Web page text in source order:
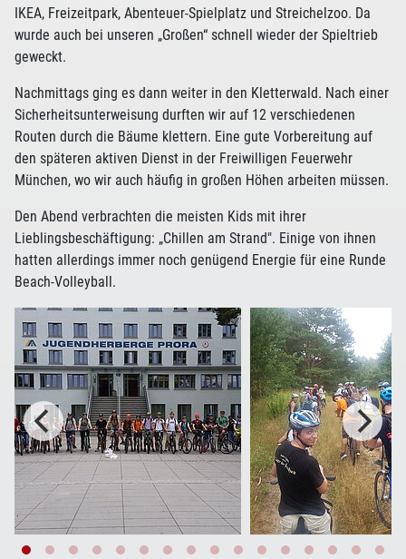
IKEA, Freizeitpark, Abenteuer-Spielplatz und Streichelzoo. Da
wurde auch bei unseren „Großen“ schnell wieder der Spieltrieb
geweckt.
Nachmittags ging es dann weiter in den Kletterwald. Nach einer
Sicherheitsunterweisung durften wir auf 12 verschiedenen
Routen durch die Bäume klettern. Eine gute Vorbereitung auf
den späteren aktiven Dienst in der Freiwilligen Feuerwehr
München, wo wir auch häufig in großen Höhen arbeiten müssen.
Den Abend verbrachten die meisten Kids mit ihrer
Lieblingsbeschäftigung: „Chillen am Strand". Einige von ihnen
hatten allerdings immer noch genügend Energie für eine Runde
Beach-Volleyball.